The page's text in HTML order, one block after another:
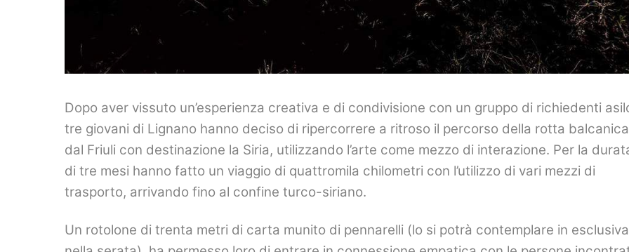
Dopo aver vissuto un’esperienza creativa e di condivisione con un gruppo di richiedenti
tre giovani di Lignano hanno deciso di ripercorrere a ritroso il percorso della rotta
dal Friuli con destinazione la Siria, utilizzando l’arte come mezzo di interazione. Per la
di tre mesi hanno fatto un viaggio di quattromila chilometri con l’utilizzo di vari mezzi di
trasporto, arrivando fino al confine turco-siriano.
Un rotolone di trenta metri di carta munito di pennarelli (lo si potrà contemplare in esclusiva